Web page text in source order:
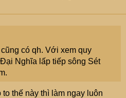
có qh. Với xem quy
Nghĩa lấp tiếp sông Sét
thế này thì làm ngay luôn